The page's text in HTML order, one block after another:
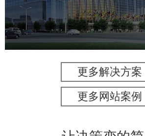
专业服务 网站建
更多解决方案
更多网站案例